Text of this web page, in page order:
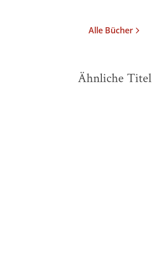
Alle Bücher
Ähnliche Titel